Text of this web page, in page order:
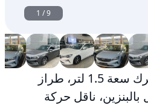
1 /9
جيلي إمغراند 2024 بمحرك سعة 1.5 لتر، طراز
ناقل حركة